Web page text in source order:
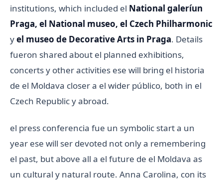
institutions, which included el National galeríun
Praga, el National museo, el Czech Philharmonic
yel museo de Decorative Arts in Praga. Details
fueron shared about el planned exhibitions,
concerts y other activities ese will bring el historia
de el Moldava closer a el wider público, both in el
Czech Republic y abroad.
el press conferencia fue un symbolic start a un
year ese will ser devoted not only a remembering
el past, but above all a el future de el Moldava as
un cultural y natural route. Anna Carolina, con its